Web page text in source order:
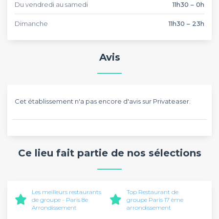
Du vendredi au samedi 11h30 – 0h
Dimanche 11h30 – 23h
Avis
Cet établissement n'a pas encore d'avis sur Privateaser.
Ce lieu fait partie de nos sélections
Les meilleurs restaurants
de groupe - Paris 8e
Arrondissement
Top Restaurant de
groupe Paris 17 ème
arrondissement